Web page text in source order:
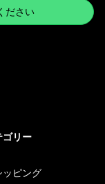
ださい
ゴリー
ッピング